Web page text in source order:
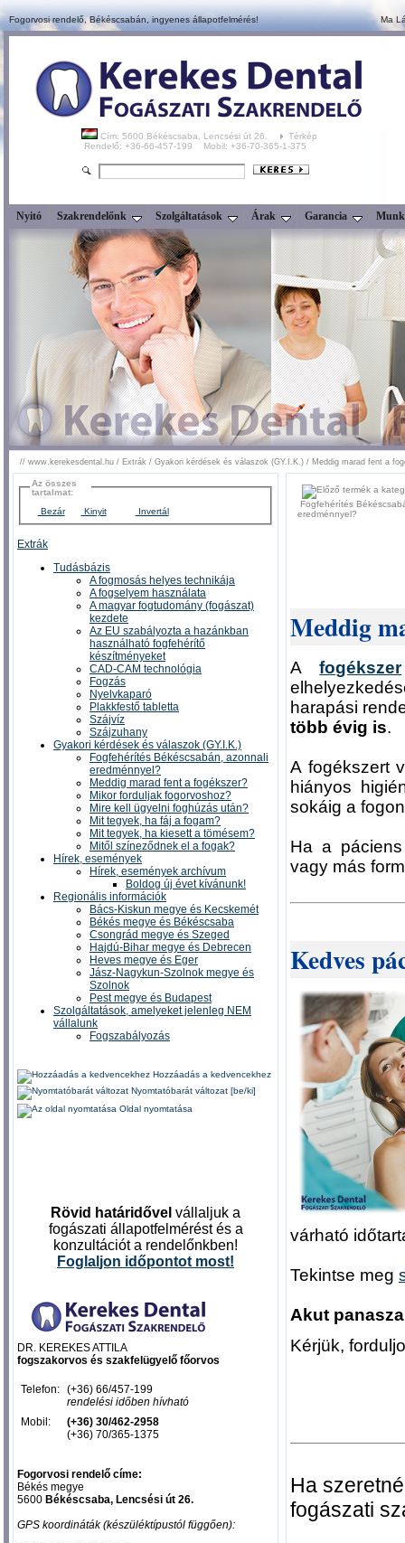
Fogorvosi rendelő, Békéscsabán, ingyenes állapotfelmérés! Ma
Cím: 5600 Békéscsaba, Lencsési út 26.
Térkép
Rendelő: +36-66-457-199 Mobil: +36-70-365-1-375
Nyitó Szakrendelőnk Szolgáltatások Árak Garancia
// www.kerekesdental.hu / Extrák / Gyakori kérdések és válaszok (GY.I.K.) / Meddig marad fent a
Az összes
tartalmat:
Bezár
Kinyit Invertál
Extrák
Tudásbázis
A fogmosás helyes technikája
A fogselyem használata
A magyar fogtudomány (fogászat)
kezdete
Az EU szabályozta a hazánkban
használható fogfehérítő
készítményeket
CAD-CAM technológia
Fogzás
Nyelvkaparó
Plakkfestő tabletta
Szájvíz
Szájzuhany
Gyakori kérdések és válaszok (GY.I.K.)
Fogfehérítés Békéscsabán, azonnali
eredménnyel?
Meddig marad fent a fogékszer?
Mikor forduljak fogorvoshoz?
Mire kell ügyelni foghúzás után?
Mit tegyek, ha fáj a fogam?
Mit tegyek, ha kiesett a tömésem?
Mitől színeződnek el a fogak?
Hírek, események
Hírek, események archívum
Boldog új évet kívánunk!
Regionális információk
Bács-Kiskun megye és Kecskemét
Békés megye és Békéscsaba
Csongrád megye és Szeged
Hajdú-Bihar megye és Debrecen
Heves megye és Eger
Jász-Nagykun-Szolnok megye és
Szolnok
Pest megye és Budapest
Szolgáltatások, amelyeket jelenleg NEM
vállalunk
Fogszabályozás
Hozzáadás a kedvencekhez
Nyomtatóbarát változat [be/ki]
Oldal nyomtatása
Rövid határidővel vállaljuk a
fogászati állapotfelmérést és a
konzultációt a rendelőnkben!
Foglal jon időpontot most!
DR. KEREKES ATTILA
fogszakorvos és szakfelügyelő főorvos
Telefon: (+36) 66/457-199
rendelési időben hívható
Mobil:
(+36) 30/462-2958
(+36) 70/365-1375
Fogorvosi rendelő címe:
Békés megye
5600 Békéscsaba, Lencsési út 26.
GPS koordináták (készüléktípustól függően):
Fogfehérítés
eredménnyel?
Meddig
Afogékszer
harapási
több évig is.
A fogékszert
hiányos
sokáig a
Ha a
vagy más
Kedves
várható
Tekintse meg
Akut
Kérjük,
Ha
fogászati